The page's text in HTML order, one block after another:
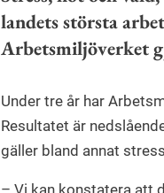
landets största
Arbetsmiljöverket
Under tre år har
Resultatet är
gäller bland annat